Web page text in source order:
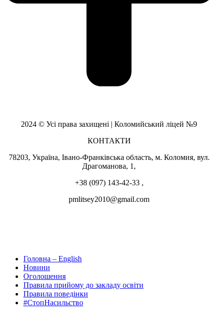
2024 © Усі права захищені | Коломийський ліцей №9
КОНТАКТИ
78203, Україна, Івано-Франківська область, м. Коломия, вул.
Драгоманова, 1,
+38 (097) 143-42-33 ,
pmlitsey2010@gmail.com
Головна – English
Новини
Оголошення
Правила прийому до закладу освіти
Правила поведінки
#СтопНасильство